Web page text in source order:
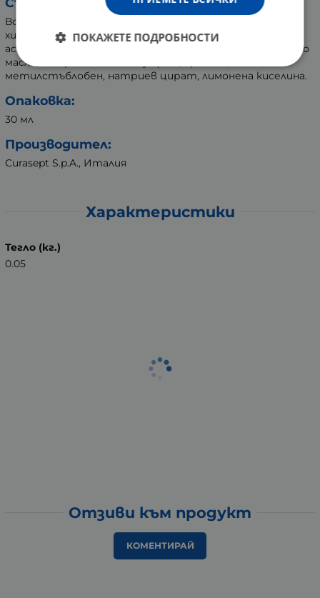
Вода, пропиленгликол, ксилитол,
хидроксиетилцелулоза, хлорхексидин диглюконат,
аскорбинова киселина, PEG-40 хидрогенирано рициново
масло, натриев метабисулфит, аромат,
метилстъблобен, натриев цират, лимонена киселина.
Опаковка:
30 мл
Производител:
Curasept S.p.A., Италия
Характеристики
Тегло (кг.)
0.05
Отзиви към продукт
КОМЕНТИРАЙ
ПОКАЖЕТЕ ПОДРОБНОСТИ